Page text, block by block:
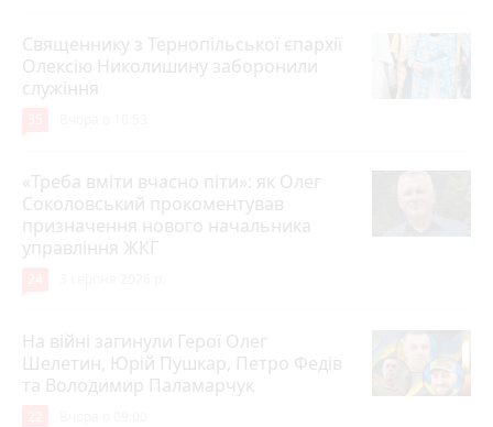
Священнику з Тернопільської єпархії
Олексію Николишину заборонили
служіння
«Треба вміти вчасно піти»: як Олег
Соколовський прокоментував
призначення нового начальника
управління ЖКГ
На війні загинули Герої Олег
Шелетин, Юрій Пушкар, Петро Федів
та Володимир Паламарчук